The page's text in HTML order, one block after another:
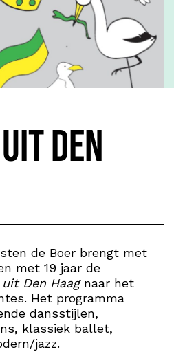
Den
de Boer brengt met
met 19 jaar de
Den Haagnaar het
Het programma
dansstijlen,
klassiek ballet,
jazz.